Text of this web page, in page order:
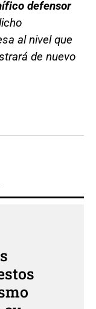
defensor
al nivel que
de nuevo